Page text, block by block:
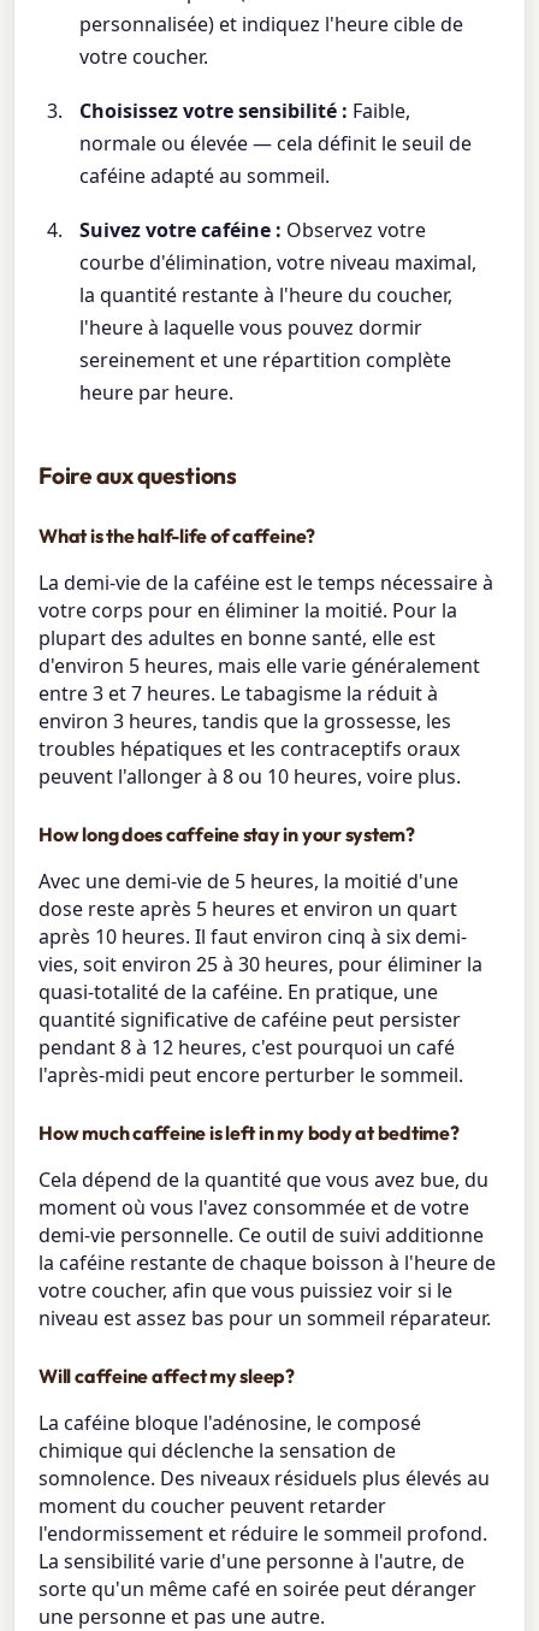
personnalisée) et indiquez l'heure cible de
votre coucher.
Choisissez votre sensibilité : Faible,
normale ou élevée — cela définit le seuil de
caféine adapté au sommeil.
Suivez votre caféine : Observez votre
courbe d'élimination, votre niveau maximal,
la quantité restante à l'heure du coucher,
l'heure à laquelle vous pouvez dormir
sereinement et une répartition complète
heure par heure.
Foire aux questions
What is the half-life of caffeine?
La demi-vie de la caféine est le temps nécessaire à
votre corps pour en éliminer la moitié. Pour la
plupart des adultes en bonne santé, elle est
d'environ 5 heures, mais elle varie généralement
entre 3 et 7 heures. Le tabagisme la réduit à
environ 3 heures, tandis que la grossesse, les
troubles hépatiques et les contraceptifs oraux
peuvent l'allonger à 8 ou 10 heures, voire plus.
How long does caffeine stay in your system?
Avec une demi-vie de 5 heures, la moitié d'une
dose reste après 5 heures et environ un quart
après 10 heures. Il faut environ cinq à six demi-
vies, soit environ 25 à 30 heures, pour éliminer la
quasi-totalité de la caféine. En pratique, une
quantité significative de caféine peut persister
pendant 8 à 12 heures, c'est pourquoi un café
l'après-midi peut encore perturber le sommeil.
How much caffeine is left in my body at bedtime?
Cela dépend de la quantité que vous avez bue, du
moment où vous l'avez consommée et de votre
demi-vie personnelle. Ce outil de suivi additionne
la caféine restante de chaque boisson à l'heure de
votre coucher, afin que vous puissiez voir si le
niveau est assez bas pour un sommeil réparateur.
Will caffeine affect my sleep?
La caféine bloque l'adénosine, le composé
chimique qui déclenche la sensation de
somnolence. Des niveaux résiduels plus élevés au
moment du coucher peuvent retarder
l'endormissement et réduire le sommeil profond.
La sensibilité varie d'une personne à l'autre, de
sorte qu'un même café en soirée peut déranger
une personne et pas une autre.